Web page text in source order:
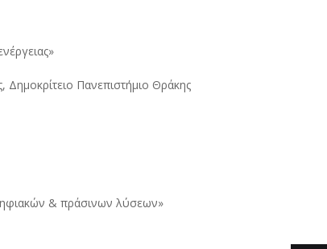
Πανεπιστήμιο Θράκης
& πράσινων λύσεων»